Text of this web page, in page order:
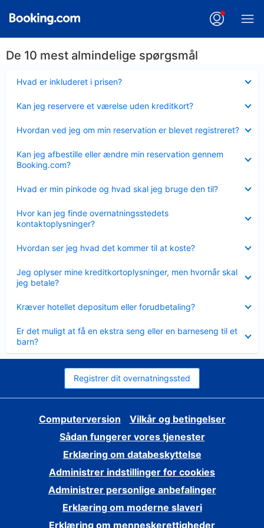
De 10 mest almindelige spørgsmål
Hvad er inkluderet i prisen?
Kan jeg reservere et værelse uden kreditkort?
Hvordan ved jeg om min reservation er blevet registreret?
Kan jeg afbestille eller ændre min reservation gennem
Booking.com?
Hvad er min pinkode og hvad skal jeg bruge den til?
Hvor kan jeg finde overnatningsstedets
kontaktoplysninger?
Hvordan ser jeg hvad det kommer til at koste?
Jeg oplyser mine kreditkortoplysninger, men hvornår skal
jeg betale?
Kræver hotellet depositum eller forudbetaling?
Er det muligt at få en ekstra seng eller en barneseng til et
barn?
Registrer dit overnatningssted
Computerversion
Vilkår og betingelser
Sådan fungerer vores tjenester
Erklæring om databeskyttelse
Administrer indstillinger for cookies
Administrer personlige anbefalinger
Erklæring om moderne slaveri
Erklæring om menneskerettigheder